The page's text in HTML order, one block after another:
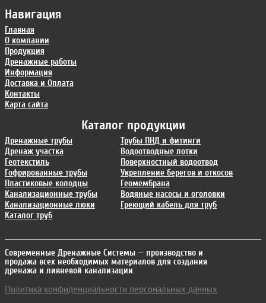
Каталог продукции
Дренажные трубы
Дренаж участка
Геотекстиль
Гофрированные трубы
Пластиковые колодцы
Канализационные трубы
Канализационные люки
Каталог труб
Трубы ПНД и фитинги
Водоотводные лотки
Поверхностный водоотвод
Укрепление берегов и откосов
Геомембрана
Водяные насосы и оголовки
Греющий кабель для труб
Навигация
Главная
О компании
Продукция
Дренажные работы
Информация
Доставка и Оплата
Контакты
Карта сайта
Современные Дренажные Системы — производство и
продажа всех необходимых материалов для создания
дренажа и ливневой канализации.
Политика конфиденциальности персональных данных